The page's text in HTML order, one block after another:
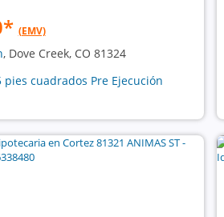
* (EMV)
, Dove Creek, CO 81324
pies cuadrados Pre Ejecución